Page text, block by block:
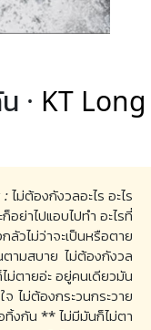
· KT Long
: ไม่ต้องกังวลอะไร อะไร
อย่าไปแอบไปทำ อะไรที่
ลัวไม่ว่าจะเป็นหรือตาย
ตามสบาย ไม่ต้องกังวล
ม่ตายอ่ะ อยู่คนเดียวมัน
ไม่ต้องกระวนกระวาย
อทิ้งกัน ** ไม่มีมันก็ไม่ตา